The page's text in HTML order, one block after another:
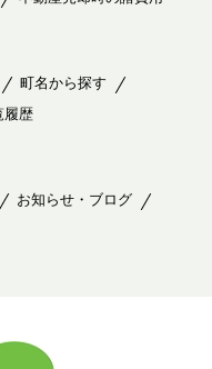
町名から探す
履歴
お知らせ・ブログ